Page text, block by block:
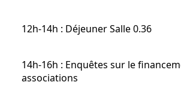
12h-14h : Déjeuner Salle 0.36
14h-16h : Enquêtes sur le
associations